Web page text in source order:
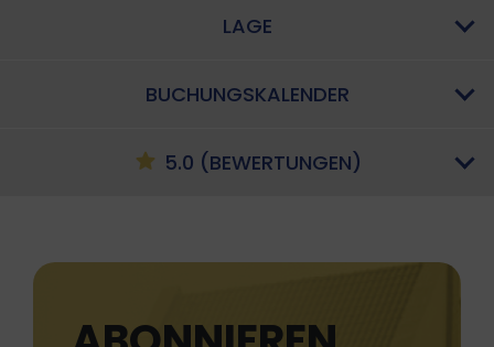
LAGE
BUCHUNGSKALENDER
5.0 (BEWERTUNGEN)